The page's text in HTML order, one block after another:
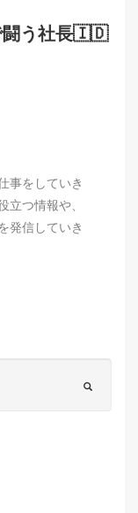
闘う社長🇮🇩
事をしていき
立つ情報や、
発信していき